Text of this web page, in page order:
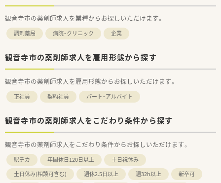
観音寺市の薬剤師求人を業種からお探しいただけます。
調剤薬局 病院・クリニック 企業
観音寺市の薬剤師求人を雇用形態から探す
観音寺市の薬剤師求人を雇用形態からお探しいただけます。
正社員 契約社員 パート・アルバイト
観音寺市の薬剤師求人をこだわり条件から探す
観音寺市の薬剤師求人をこだわり条件からお探しいただけます。
駅チカ 年間休日120日以上
土日祝休み
土日休み(相談可含む)
週休2.5日以上 週32h以上
新卒可